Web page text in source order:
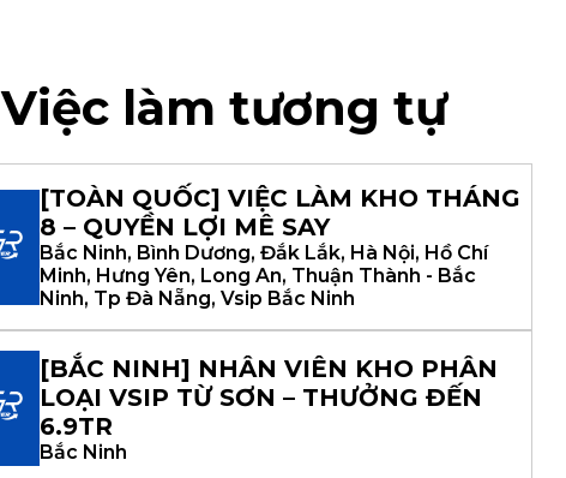
Việc làm tương tự
[TOÀN QUỐC] VIỆC LÀM KHO THÁNG
8 – QUYỀN LỢI MÊ SAY
Bắc Ninh, Bình Dương, Đắk Lắk, Hà Nội, Hồ Chí
Minh, Hưng Yên, Long An, Thuận Thành - Bắc
Ninh, Tp Đà Nẵng, Vsip Bắc Ninh
[BẮC NINH] NHÂN VIÊN KHO PHÂN
LOẠI VSIP TỪ SƠN – THƯỞNG ĐẾN
6.9TR
Bắc Ninh